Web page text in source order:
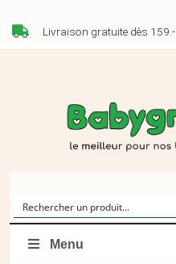
Livraison gratuite dès 159.-
Menu